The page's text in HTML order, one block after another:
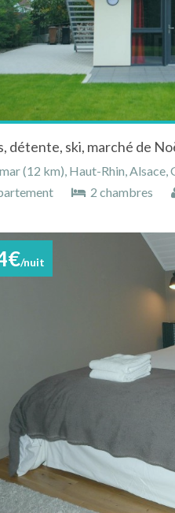
détente, ski, marché de
(12 km), Haut-Rhin, Alsace,
2 chambres
/nuit